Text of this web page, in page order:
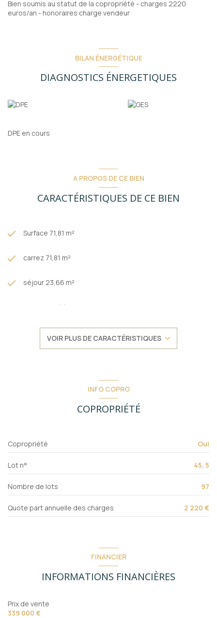
Bien soumis au statut de la copropriété - charges 2220
euros/an - honoraires charge vendeur
BILAN ÉNERGÉTIQUE
DIAGNOSTICS ÉNERGETIQUES
DPE en cours
A PROPOS DE CE BIEN
CARACTÉRISTIQUES DE CE BIEN
Surface 71,81 m²
carrez 71,81 m²
séjour 23,66 m²
2 chambre(s)
cuisine séparée (équipée)
Chauffage collectif : autre (autre)
6 étage(s)
cave
VOIR PLUS DE CARACTÉRISTIQUES
INFO COPRO
COPROPRIÉTÉ
Copropriété Oui
Lot n° 45, 5
Nombre de lots 97
Quote part annuelle des charges 2 220 €
FINANCIER
INFORMATIONS FINANCIÈRES
Prix de vente
339 000 €